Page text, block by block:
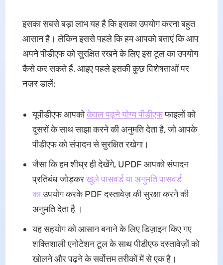
इसका सबसे बड़ा लाभ यह है कि इसका उपयोग करना बहुत
आसान है। लेकिन इससे पहले कि हम आपको बताएं कि आप
अपने पीडीएफ को सुरक्षित रखने के लिए इस टूल का उपयोग
कैसे कर सकते हैं, आइए पहले इसकी कुछ विशेषताओं पर
नज़र डालें:
यूपीडीएफ आपकोकेवल पढ़ने योग्य पीडीएफफाइलों को
दूसरों के साथ साझा करने की अनुमति देता है, जो आपके
पीडीएफ को संपादन से सुरक्षित रखेगा।
जैसा कि हम शीघ्र ही देखेंगे, UPDF आपको संपादन
प्रतिबंध जोड़करखुले पासवर्ड या अनुमति पासवर्ड
काउपयोग करके PDF दस्तावेज़ की सुरक्षा करने की
अनुमति देता है ।
यह सहयोग को आसान बनाने के लिए डिज़ाइन किए गए
शक्तिशाली एनोटेशन टूल के साथ पीडीएफ दस्तावेज़ों को
खोलने और पढ़ने के सर्वोत्तम तरीकों में से एक है।